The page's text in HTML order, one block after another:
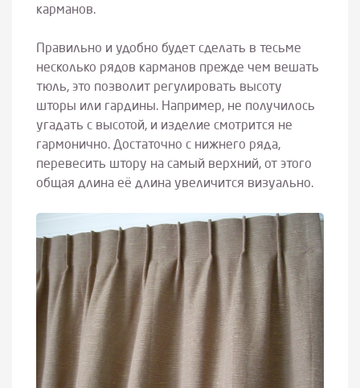
карманов.
Правильно и удобно будет сделать в тесьме
несколько рядов карманов прежде чем вешать
тюль, это позволит регулировать высоту
шторы или гардины. Например, не получилось
угадать с высотой, и изделие смотрится не
гармонично. Достаточно с нижнего ряда,
перевесить штору на самый верхний, от этого
общая длина её длина увеличится визуально.